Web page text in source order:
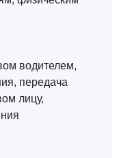
водителем,
передача
лицу,